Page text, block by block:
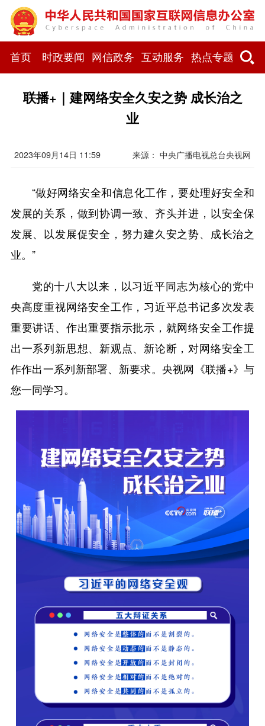
首页 时政要闻 网信政务 互动服务 热点专题
联播+｜建网络安全久安之势 成长治之
业
2023年09月14日 11:59 来源： 中央广播电视总台央视网
“做好网络安全和信息化工作，要处理好安全和
发展的关系，做到协调一致、齐头并进，以安全保
发展、以发展促安全，努力建久安之势、成长治之
业。”
党的十八大以来，以习近平同志为核心的党中
央高度重视网络安全工作，习近平总书记多次发表
重要讲话、作出重要指示批示，就网络安全工作提
出一系列新思想、新观点、新论断，对网络安全工
作作出一系列新部署、新要求。央视网《联播+》与
您一同学习。